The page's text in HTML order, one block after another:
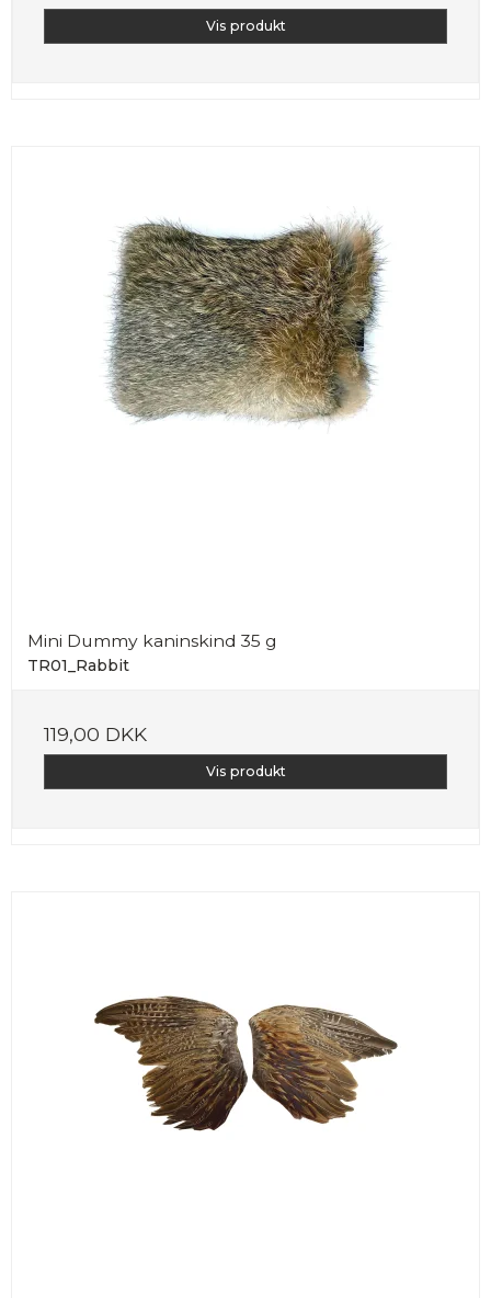
Vis produkt
Mini Dummy kaninskind 35 g
TR01_Rabbit
119,00 DKK
Vis produkt